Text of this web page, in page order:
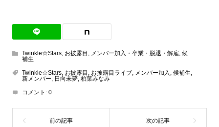
Twinkle☆Stars, お披露目 , メンバー加入・卒業・脱退・解雇, 候
補生
Twinkle☆Stars, お披露目 , お披露目ライブ, メンバー加入 , 候補生,
新メンバー, 日向未夢, 柏葉みなみ
コメント: 0